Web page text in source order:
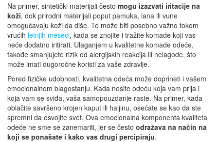
Na primer, sintetički materijali često mogu izazvati iritacije na
koži, dok prirodni materijali poput pamuka, lana ili vune
omogućavaju koži da diše. To može biti posebno važno tokom
vrućih letnjih meseci, kada se znojite i tražite komade koji vas
neće dodatno iritirati. Ulaganjem u kvalitetne komade odeće,
takođe smanjujete rizik od alergijskih reakcija ili nelagode, što
može imati dugoročne koristi za vaše zdravlje.
Pored fizičke udobnosti, kvalitetna odeća može doprineti i vašem
emocionalnom blagostanju. Kada nosite odeću koja vam prija i
koja vam se sviđa, vaša samopouzdanje raste. Na primer, kada
oblačite savršeno krojen kaput ili haljinu, osećate se kao da ste
spremni da osvojite svet. Ova emocionalna komponenta kvaliteta
odeće ne sme se zanemariti, jer se često odražava na način na
koji se ponašate i kako vas drugi percipiraju.